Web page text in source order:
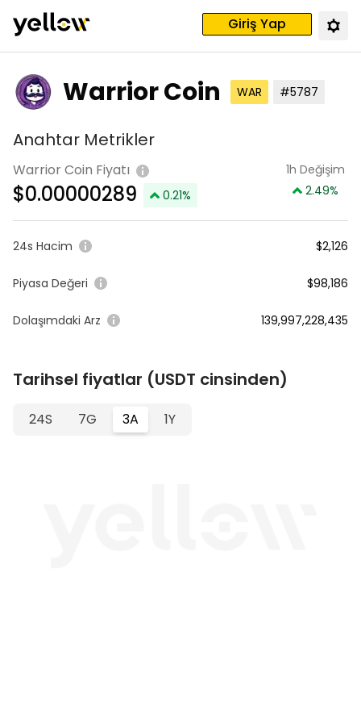
Giriş Yap
Warrior Coin WAR #5787
Anahtar Metrikler
Warrior Coin Fiyatı
$0.00000289 0.21%
1h Değişim
2.49%
24s Hacim $2,126
Piyasa Değeri $98,186
Dolaşımdaki Arz 139,997,228,435
Tarihsel fiyatlar (USDT cinsinden)
24S 7G 3A 1Y